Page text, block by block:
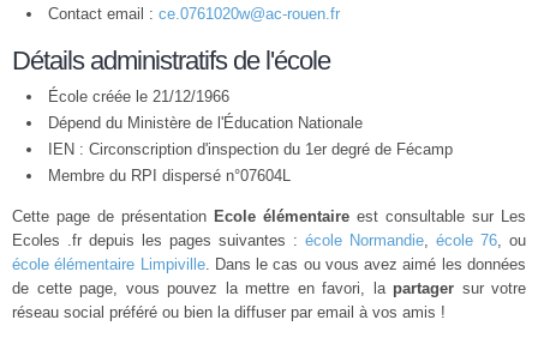
Contact email : ce.0761020w@ac-rouen.fr
Détails administratifs de l'école
École créée le 21/12/1966
Dépend du Ministère de l'Éducation Nationale
IEN : Circonscription d'inspection du 1er degré de Fécamp
Membre du RPI dispersé n°07604L
Cette page de présentation Ecole élémentaire est consultable sur Les
Ecoles .fr depuis les pages suivantes : école Normandie, école 76, ou
école élémentaire Limpiville. Dans le cas ou vous avez aimé les données
de cette page, vous pouvez la mettre en favori, la partager sur votre
réseau social préféré ou bien la diffuser par email à vos amis !